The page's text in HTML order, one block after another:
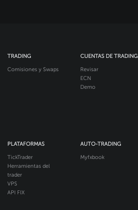
TRADING
Comisiones y Swaps
CUENTAS DE TRADING
Revisar
ECN
Demo
PLATAFORMAS
TickTrader
Herramientas del
trader
VPS
API FIX
AUTO-TRADING
Myfxbook